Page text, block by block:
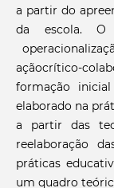
a partir do
da escola.
açãocrítico-
formação
elaborado na
a partir das
reelaboração
práticas
um quadro